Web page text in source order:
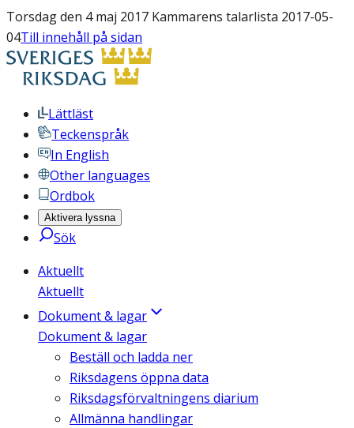
Torsdag den 4 maj 2017 Kammarens talarlista 2017-05-
04Till innehåll på sidan
Lättläst
Teckenspråk
In English
Other languages
Ordbok
Aktivera lyssna
Sök
Aktuellt
Aktuellt
Dokument & lagar
Dokument & lagar
Beställ och ladda ner
Riksdagens öppna data
Riksdagsförvaltningens diarium
Allmänna handlingar